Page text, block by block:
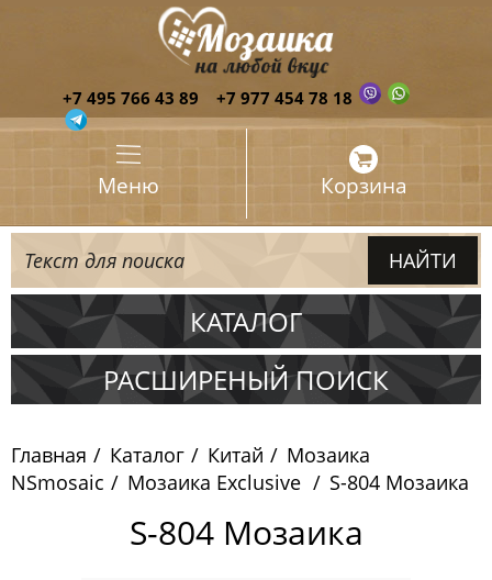
+7 495 766 43 89 +7 977 454 78 18
Меню Корзина
КАТАЛОГ
Испания
Китай
Pixelmosaic
РАСШИРЕНЫЙ ПОИСК
Главная Каталог Китай
Мозаика
NSmosaic
Мозаика Exclusive S-804 Мозаика
S-804 Мозаика